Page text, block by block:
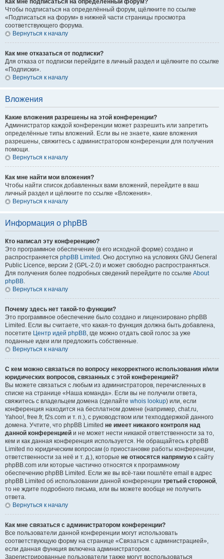
Как мне подписаться на определённый форум?
Чтобы подписаться на определённый форум, щёлкните по ссылке
«Подписаться на форум» в нижней части страницы просмотра
соответствующего форума.
Вернуться к началу
Как мне отказаться от подписки?
Для отказа от подписки перейдите в личный раздел и щёлкните по ссылке
«Подписки».
Вернуться к началу
Вложения
Какие вложения разрешены на этой конференции?
Администратор каждой конференции может разрешить или запретить
определённые типы вложений. Если вы не знаете, какие вложения
разрешены, свяжитесь с администратором конференции для получения
помощи.
Вернуться к началу
Как мне найти мои вложения?
Чтобы найти список добавленных вами вложений, перейдите в ваш
личный раздел и щёлкните по ссылке «Вложения».
Вернуться к началу
Информация о phpBB
Кто написал эту конференцию?
Это программное обеспечение (в его исходной форме) создано и
распространяется phpBB Limited . Оно доступно на условиях GNU General
Public Licence, версии 2 (GPL-2.0) и может свободно распространяться.
Для получения более подробных сведений перейдите по ссылке About
phpBB.
Вернуться к началу
Почему здесь нет такой-то функции?
Это программное обеспечение было создано и лицензировано phpBB
Limited. Если вы считаете, что какая-то функция должна быть добавлена,
посетите Центр идей phpBB, где можно отдать свой голос за уже
поданные идеи или предложить собственные.
Вернуться к началу
С кем можно связаться по вопросу некорректного использования и/или
юридических вопросов, связанных с этой конференцией?
Вы можете связаться с любым из администраторов, перечисленных в
списке на странице «Наша команда». Если вы не получили ответа,
свяжитесь с владельцем домена (сделайте whois lookup) или, если
конференция находится на бесплатном домене (например, chat.ru,
Yahoo!, free.fr, f2s.com и т. п.), с руководством или техподдержкой данного
домена. Учтите, что phpBB Limited не имеет никакого контроля над
данной конференцией и не может нести никакой ответственности за то,
кем и как данная конференция используется. Не обращайтесь к phpBB
Limited по юридическим вопросам (о приостановке работы конференции,
ответственности за неё и т. д.), которые не относятся напрямую к сайту
phpBB.com или которые частично относятся к программному
обеспечению phpBB Limited. Если же вы всё-таки пошлёте email в адрес
phpBB Limited об использовании данной конференции третьей стороной,
то не ждите подробного письма, или вы можете вообще не получить
ответа.
Вернуться к началу
Как мне связаться с администратором конференции?
Все пользователи данной конференции могут использовать
соответствующую форму на странице «Связаться с администрацией»,
если данная функция включена администратором.
Зарегистрированные пользователи также могут воспользоваться